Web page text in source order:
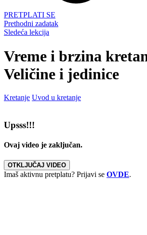
PRETPLATI SE
Prethodni zadatak
Sledeća lekcija
Vreme i brzina
Veličine i jedinice
Kretanje Uvod u kretanje
Upsss!!!
Ovaj video je zaključan.
OTKLJUČAJ VIDEO
Imaš aktivnu pretplatu? Prijavi se OVDE.